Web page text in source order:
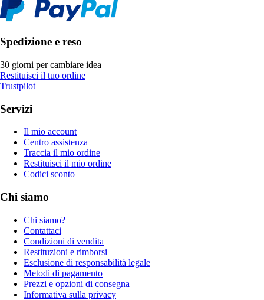
Spedizione e reso
30 giorni per cambiare idea
Restituisci il tuo ordine
Trustpilot
Servizi
Il mio account
Centro assistenza
Traccia il mio ordine
Restituisci il mio ordine
Codici sconto
Chi siamo
Chi siamo?
Contattaci
Condizioni di vendita
Restituzioni e rimborsi
Esclusione di responsabilità legale
Metodi di pagamento
Prezzi e opzioni di consegna
Informativa sulla privacy